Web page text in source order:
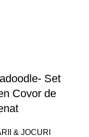
Set
Covor de
& JOCURI